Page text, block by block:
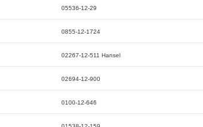
05536-12-29
0855-12-1724
02267-12-511 Hansel
02694-12-900
0100-12-646